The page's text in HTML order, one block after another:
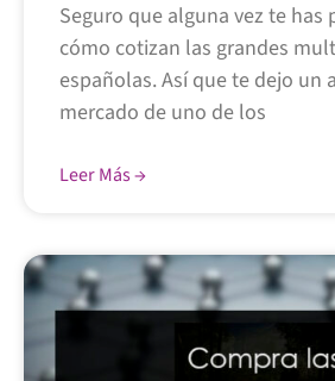
Seguro que alguna vez te has
cómo cotizan las grandes
españolas. Así que te dejo un
mercado de uno de los
Leer Más →